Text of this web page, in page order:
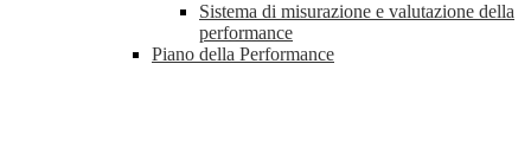
Sistema di misurazione e valutazione della
performance
Piano della Performance